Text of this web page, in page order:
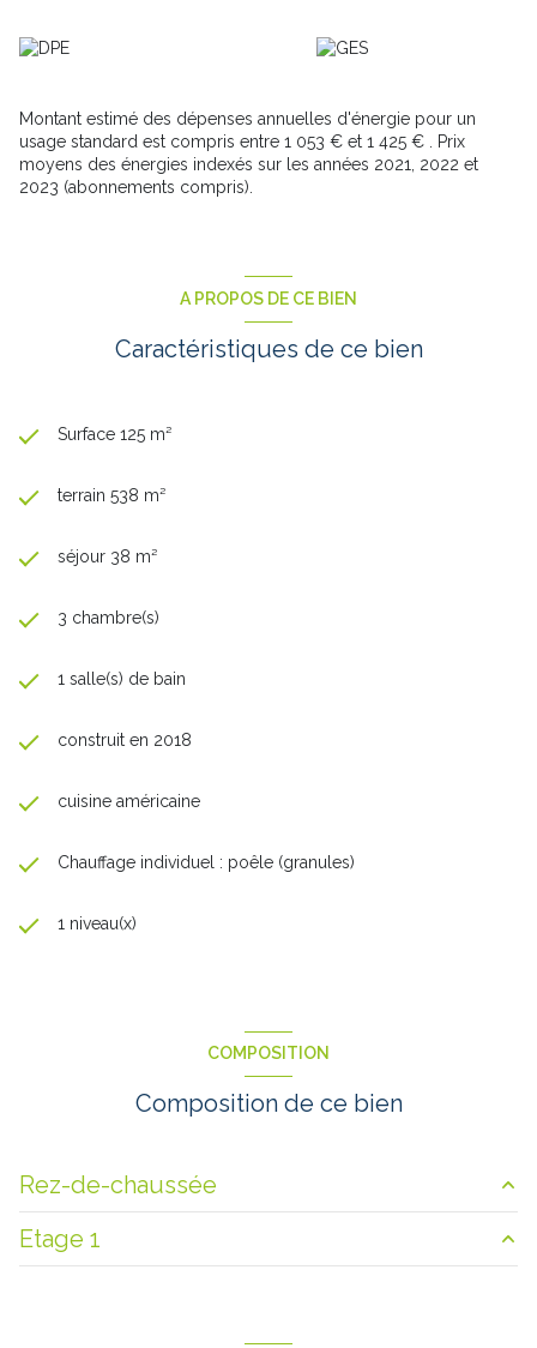
Montant estimé des dépenses annuelles d'énergie pour un
usage standard est compris entre 1 053 € et 1 425 € . Prix
moyens des énergies indexés sur les années 2021, 2022 et
2023 (abonnements compris).
A PROPOS DE CE BIEN
Caractéristiques de ce bien
Surface 125 m²
terrain 538 m²
séjour 38 m²
3 chambre(s)
1 salle(s) de bain
construit en 2018
cuisine américaine
Chauffage individuel : poêle (granules)
1 niveau(x)
COMPOSITION
Composition de ce bien
Rez-de-chaussée
HALL
Etage 1